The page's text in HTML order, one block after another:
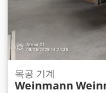
목공 기계
Weinmann